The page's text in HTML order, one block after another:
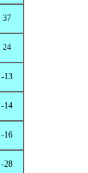
37
24
-13
-14
-16
-28